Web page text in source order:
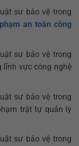
sư bảo vệ trong
an toàn công
sư bảo vệ trong
lĩnh vực công nghệ
sư bảo vệ trong
trật tự quản lý
sư bảo vệ trong